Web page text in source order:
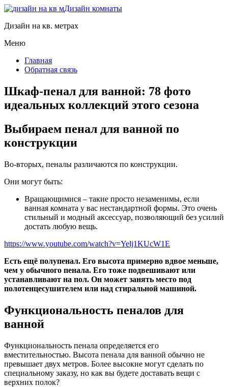
Дизайн комнаты
Дизайн на кв. метрах
Меню
Главная
Обратная связь
Шкаф-пенал для ванной: 78 фото
идеальных коллекций этого сезона
Выбираем пенал для ванной по
конструкции
Во-вторых, пеналы различаются по конструкции.
Они могут быть:
Вращающимися – такие просто незаменимы, если
ванная комната у вас нестандартной формы. Это очень
стильный и модный аксессуар, позволяющий без усилий
достать любую вещь.
https://www.youtube.com/watch?v=Yelj1KUcW1E
Есть ещё полупенал. Его высота примерно вдвое меньше,
чем у обычного пенала. Его тоже подвешивают или
устанавливают на пол. Он может занять место под
полотенцесушителем или над стиральной машиной.
Функциональность пеналов для
ванной
Функциональность пенала определяется его
вместительностью. Высота пенала для ванной обычно не
превышает двух метров. Более высокие могут сделать по
специальному заказу, но как вы будете доставать вещи с
верхних полок?